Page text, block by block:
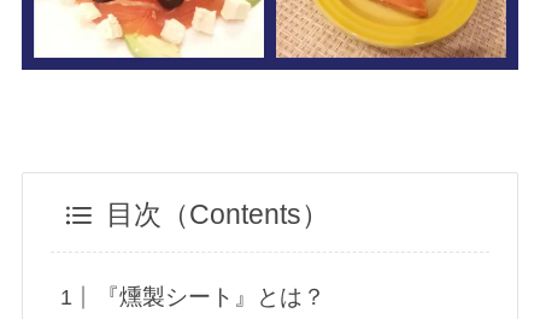
目次（Contents）
『燻製シート』とは？